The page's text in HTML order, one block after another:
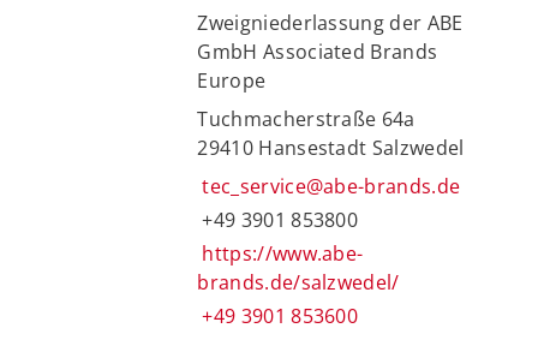
Zweigniederlassung der ABE
GmbH Associated Brands
Europe
Tuchmacherstraße 64a
29410 Hansestadt Salzwedel
tec_service@abe-brands.de
+49 3901 853800
https://www.abe-
brands.de/salzwedel/
+49 3901 853600